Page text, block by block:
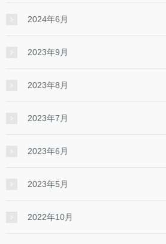
2024年6月
2023年9月
2023年8月
2023年7月
2023年6月
2023年5月
2022年10月